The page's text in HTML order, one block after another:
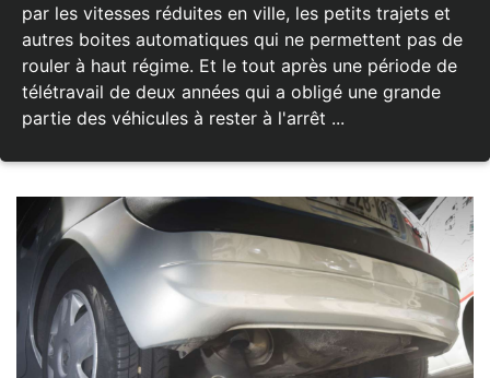
par les vitesses réduites en ville, les petits trajets et
autres boites automatiques qui ne permettent pas de
rouler à haut régime. Et le tout après une période de
télétravail de deux années qui a obligé une grande
partie des véhicules à rester à l'arrêt ...